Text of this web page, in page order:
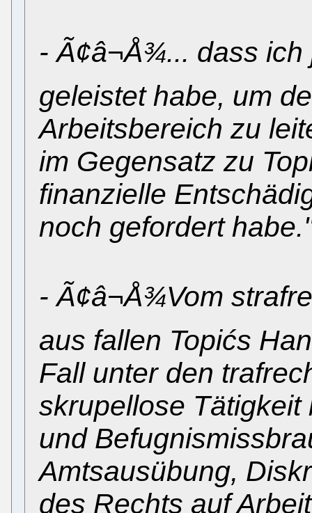
- Ã¢â¬Å¾... dass
geleistet habe, um
Arbeitsbereich zu
im Gegensatz zu
finanzielle
noch gefordert
- Ã¢â¬Å¾Vom
aus fallen Topićs
Fall unter den
skrupellose Tätigkeit
und
Amtsausübung,
des Rechts auf